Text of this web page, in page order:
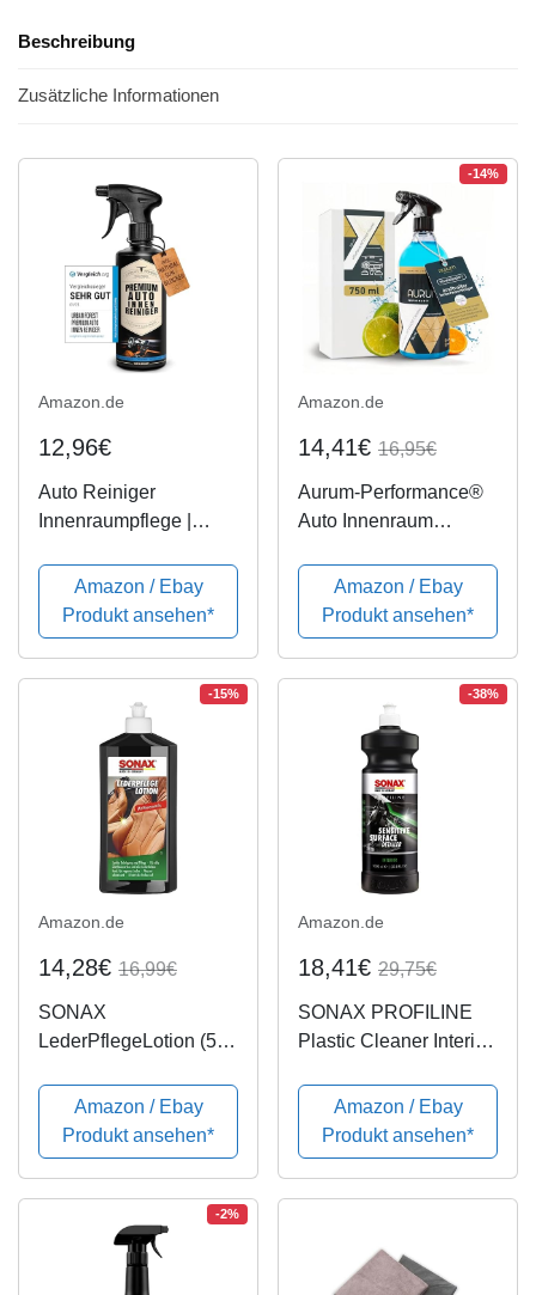
Beschreibung
Zusätzliche Informationen
Amazon.de
12,96€
Auto Reiniger
Innenraumpflege |
Autositze reinigen |
Autopflege Innenraum
und Cockpit |
Professionelle Auto-
Amazon / Ebay
Produkt ansehen*
-14%
Amazon.de
14,41€ 16,95€
Aurum-Performance®
Auto Innenraum
Cockpitspray und
Kunststoffreiniger für
die gründliche
Autoreinigung -
Innenraumreiniger
Amazon / Ebay
Produkt ansehen*
-15%
Amazon.de
14,28€ 16,99€
SONAX
LederPflegeLotion (500
Lederpflege mit
Bienenwachs für eine
sanfte Reinigung und
Pflege
Amazon / Ebay
Produkt ansehen*
-38%
Amazon.de
18,41€ 29,75€
SONAX PROFILINE
Plastic Cleaner Interior
pflegt
Kunststoffoberflächen
im Autoinnenraum | Art-
Nr. 02863000
Amazon / Ebay
Produkt ansehen*
-2%